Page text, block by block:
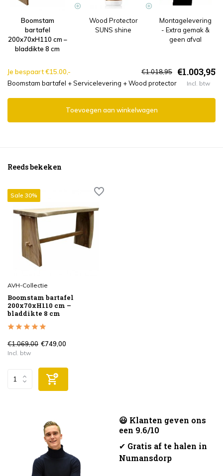
Boomstam
bartafel
200x70xH110 cm –
bladdikte 8 cm
Wood Protector
SUNS shine
Montagelevering
- Extra gemak &
geen afval
Je bespaart €15.00,- €1.018,95 €1.003,95
Boomstam bartafel + Servicelevering + Wood protector Incl. btw
Toevoegen aan winkelwagen
Reeds bekeken
Sale 30%
AVH-Collectie
Boomstam bartafel
200x70xH110 cm –
bladdikte 8 cm
€1.069,00 €749,00
Incl. btw
😃 Klanten geven ons
een 9.6/10
✔ Gratis af te halen in
Numansdorp